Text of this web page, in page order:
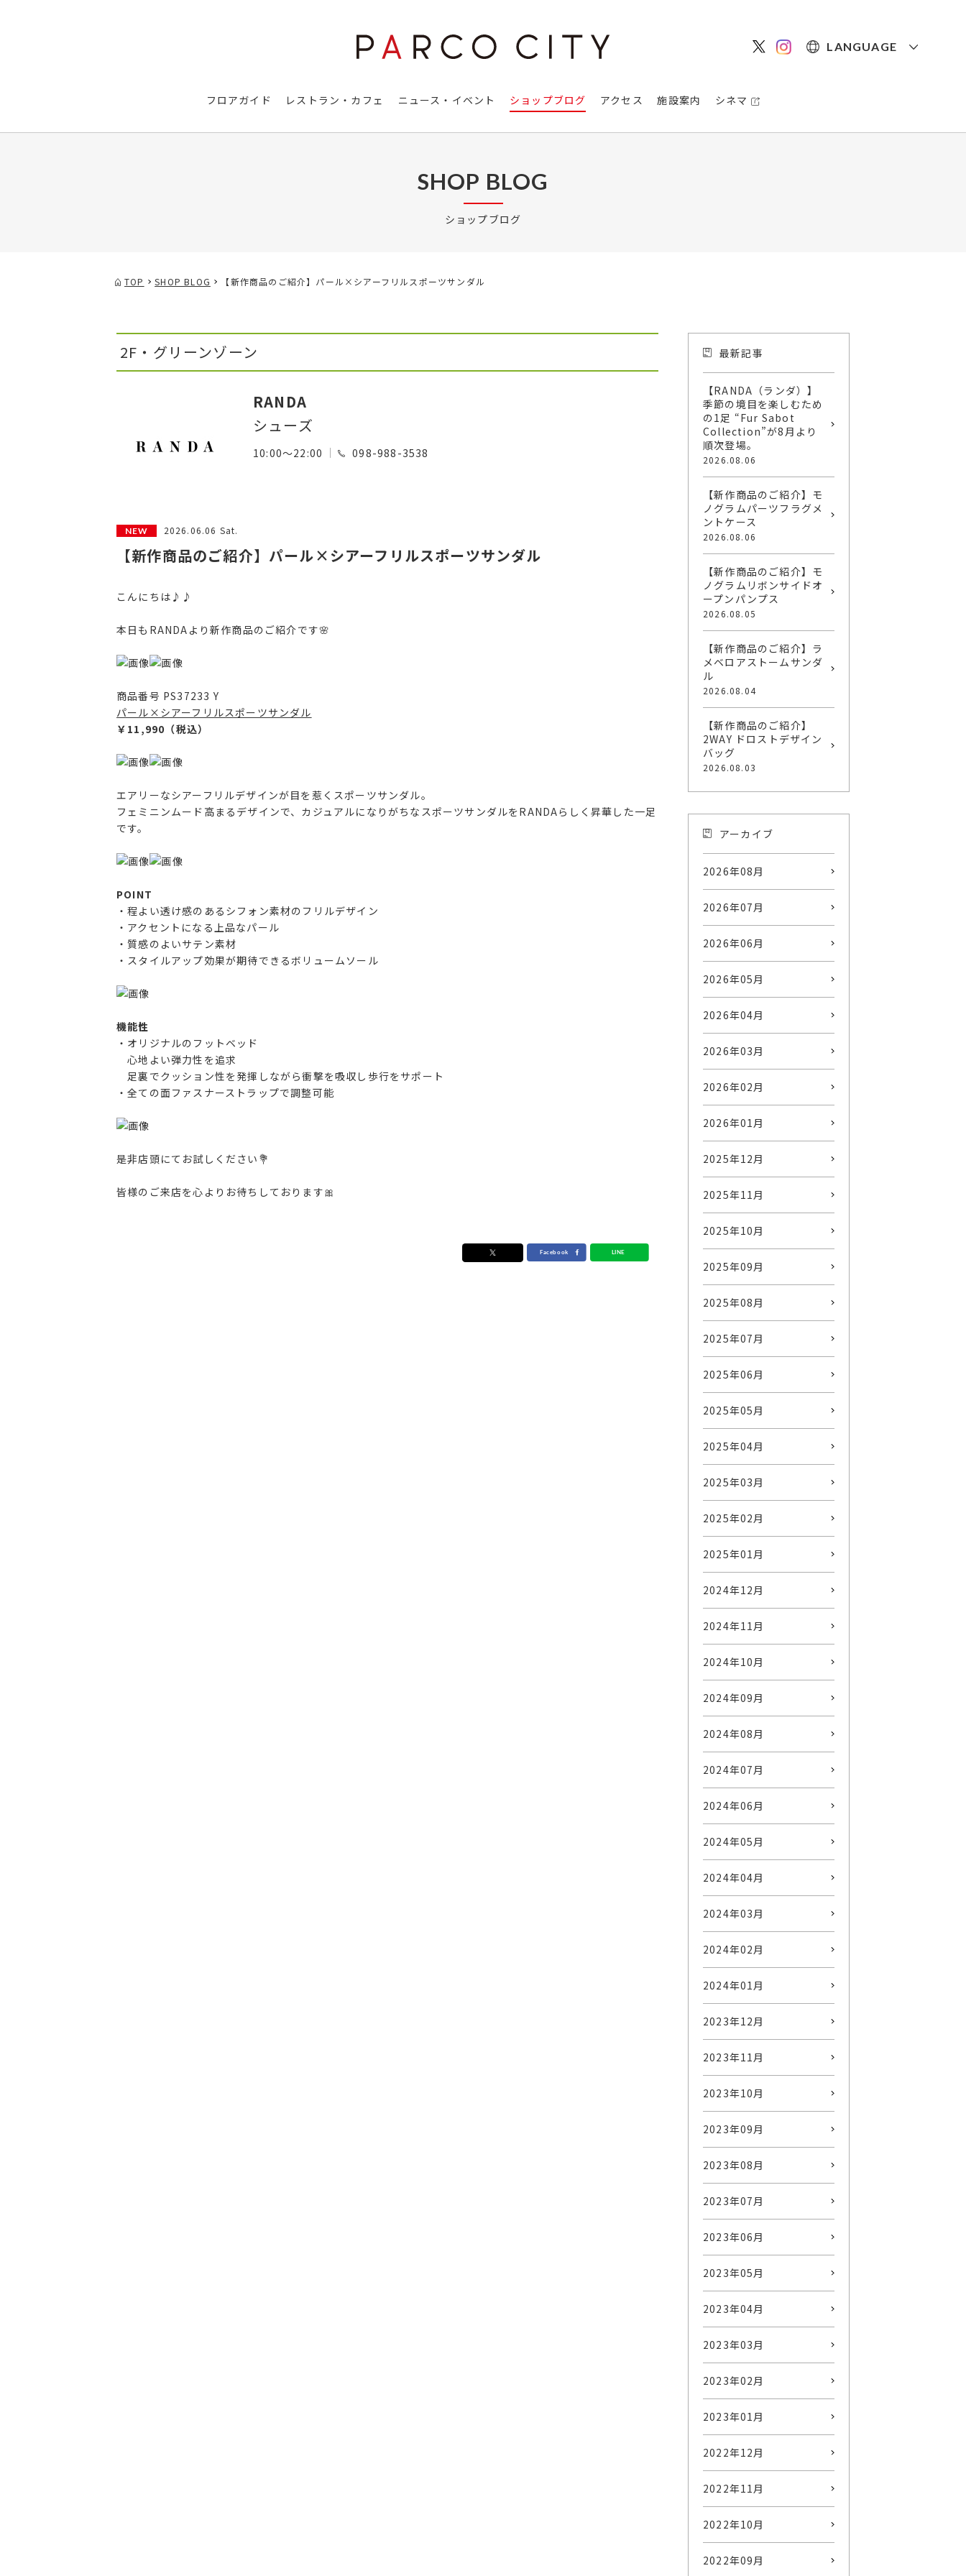
LANGUAGE
フロアガイド レストラン・カフェ ニュース・イベント ショップブログ アクセス 施設案内 シネマ
SHOP BLOG
ショップブログ
TOP SHOP BLOG 【新作商品のご紹介】パール×シアーフリルスポーツサンダル
2F・グリーンゾーン
RANDA
シューズ
10:00～22:00 098-988-3538
2026.06.06 Sat.
【新作商品のご紹介】パール×シアーフリルスポーツサンダル
こんにちは♪♪
本日もRANDAより新作商品のご紹介です🌸
商品番号 PS37233 Y
パール×シアーフリルスポーツサンダル
￥11,990（税込）
エアリーなシアーフリルデザインが目を惹くスポーツサンダル。
フェミニンムード高まるデザインで、カジュアルになりがちなスポーツサンダルをRANDAらしく昇華した一足
です。
POINT
・程よい透け感のあるシフォン素材のフリルデザイン
・アクセントになる上品なパール
・質感のよいサテン素材
・スタイルアップ効果が期待できるボリュームソール
機能性
・オリジナルのフットベッド
心地よい弾力性を追求
足裏でクッション性を発揮しながら衝撃を吸収し歩行をサポート
・全ての面ファスナーストラップで調整可能
是非店頭にてお試しください💐
皆様のご来店を心よりお待ちしております🎀
最新記事
【RANDA（ランダ）】
季節の境目を楽しむため
の1足 “Fur Sabot
Collection”が8月より
順次登場。
2026.08.06
【新作商品のご紹介】モ
ノグラムパーツフラグメ
ントケース
2026.08.06
【新作商品のご紹介】モ
ノグラムリボンサイドオ
ープンパンプス
2026.08.05
【新作商品のご紹介】ラ
メベロアストームサンダ
ル
2026.08.04
【新作商品のご紹介】
2WAY ドロストデザイン
バッグ
2026.08.03
アーカイブ
2026年08月
2026年07月
2026年06月
2026年05月
2026年04月
2026年03月
2026年02月
2026年01月
2025年12月
2025年11月
2025年10月
2025年09月
2025年08月
2025年07月
2025年06月
2025年05月
2025年04月
2025年03月
2025年02月
2025年01月
2024年12月
2024年11月
2024年10月
2024年09月
2024年08月
2024年07月
2024年06月
2024年05月
2024年04月
2024年03月
2024年02月
2024年01月
2023年12月
2023年11月
2023年10月
2023年09月
2023年08月
2023年07月
2023年06月
2023年05月
2023年04月
2023年03月
2023年02月
2023年01月
2022年12月
2022年11月
2022年10月
2022年09月